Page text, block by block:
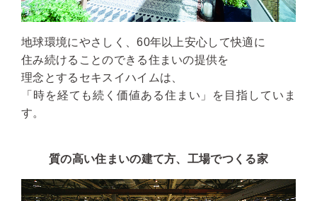
地球環境にやさしく、60年以上安心して快適に
住み続けることのできる住まいの提供を
理念とするセキスイハイムは、
「時を経ても続く価値ある住まい」を目指していま
す。
質の高い住まいの建て方、工場でつくる家